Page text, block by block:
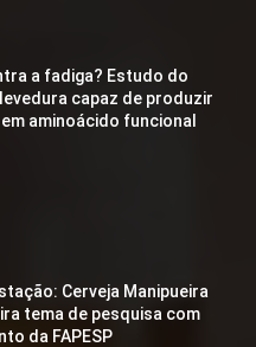
a fadiga? Estudo do
capaz de produzir
aminoácido funcional
Cerveja Manipueira
tema de pesquisa com
da FAPESP